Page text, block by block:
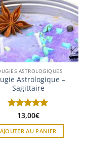
ASTROLOGIQUES
Astrologique –
Sagittaire
Note5sur
5
13,00€
AJOUTER AU PANIER